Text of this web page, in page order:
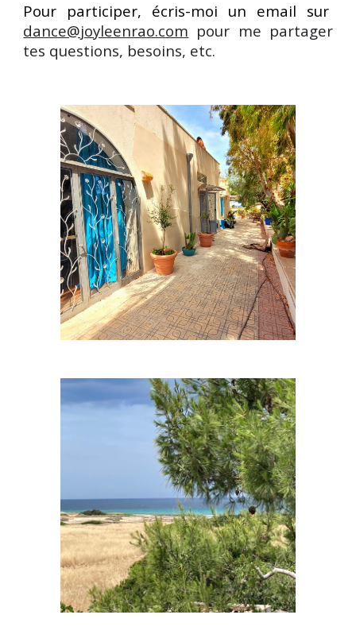
Pour participer, écris-moi un email sur
dance@joyleenrao.com pour me partager
tes questions, besoins, etc.